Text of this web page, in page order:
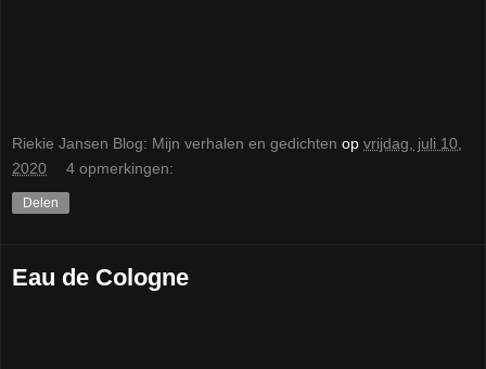
Riekie Jansen Blog: Mijn verhalen en gedichten op vrijdag, juli 10,
2020
4 opmerkingen:
Delen
Eau de Cologne